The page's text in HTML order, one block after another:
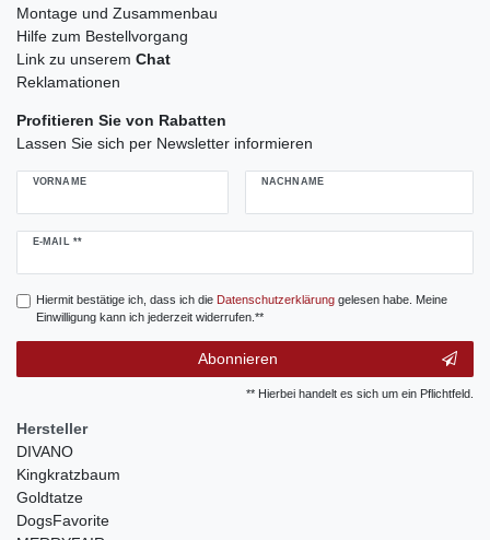
Montage und Zusammenbau
Hilfe zum Bestellvorgang
Link zu unserem Chat
Reklamationen
Profitieren Sie von Rabatten
Lassen Sie sich per Newsletter informieren
VORNAME NACHNAME
E-MAIL **
Newsletter
Hiermit bestätige ich, dass ich die Daten­schutz­erklärunggelesen habe. Meine
Einwilligung kann ich jederzeit widerrufen.**
Abonnieren
** Hierbei handelt es sich um ein Pflichtfeld.
Hersteller
DIVANO
Kingkratzbaum
Goldtatze
DogsFavorite